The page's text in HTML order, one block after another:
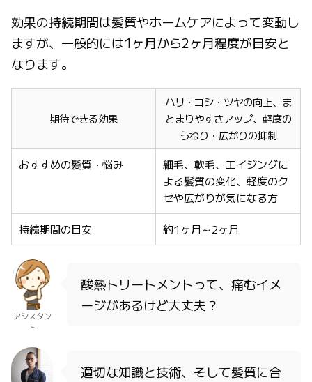
効果の持続期間は髪質やホームケアによって変動し
ますが、一般的には1ヶ月から2ヶ月程度が目安と
なります。
期待できる効果
ハリ・コシ・ツヤの向上、ま
とまりやすさアップ、軽度の
うねり・広がりの抑制
おすすめの髪質・悩み
細毛、軟毛、エイジングに
よる髪質の変化、軽度のク
セや広がりが気になる方
持続期間の目安 約1ヶ月～2ヶ月
アシスタン
ト
酸熱トリートメントって、痛むイメ
ージがあるけど大丈夫？
適切な知識と技術、そして髪質に合